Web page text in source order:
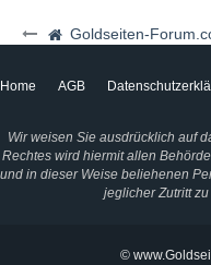
Goldseiten-Forum.com |
Home AGB
Wir weisen Sie ausdrücklich auf
Rechtes wird hiermit allen
und in dieser Weise beliehenen
jeglicher Zutritt
©